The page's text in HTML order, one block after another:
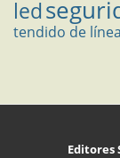
led
tendido de
Editores